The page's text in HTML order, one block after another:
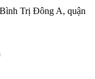
Trị Đông A, quận